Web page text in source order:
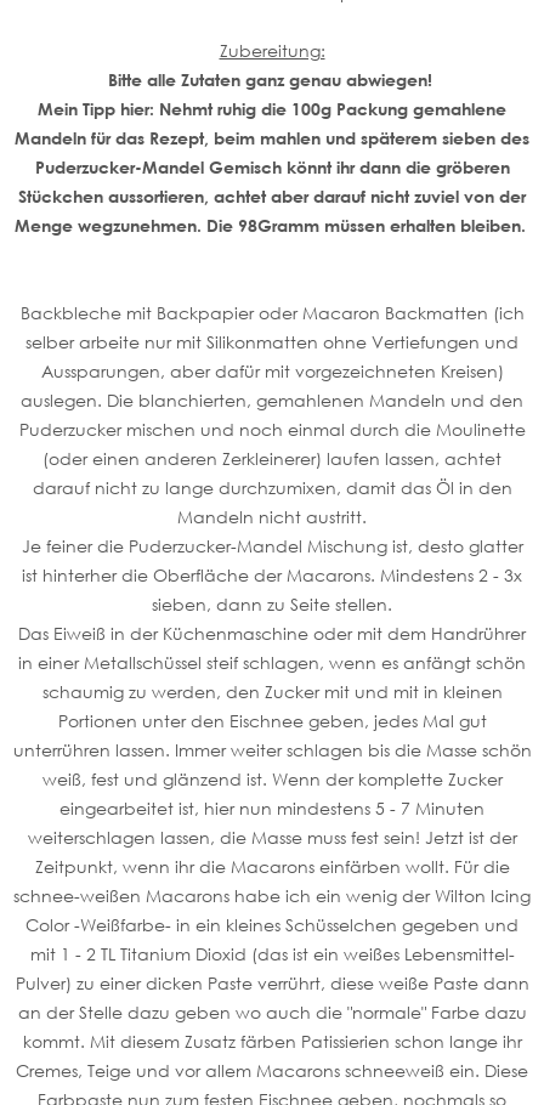
Zubereitung:
Bitte alle Zutaten ganz genau abwiegen!
Mein Tipp hier: Nehmt ruhig die 100g Packung gemahlene
Mandeln für das Rezept, beim mahlen und späterem sieben des
Puderzucker-Mandel Gemisch könnt ihr dann die gröberen
Stückchen aussortieren, achtet aber darauf nicht zuviel von der
Menge wegzunehmen. Die 98Gramm müssen erhalten bleiben.
Backbleche mit Backpapier oder Macaron Backmatten (ich
selber arbeite nur mit Silikonmatten ohne Vertiefungen und
Aussparungen, aber dafür mit vorgezeichneten Kreisen)
auslegen. Die blanchierten, gemahlenen Mandeln und den
Puderzucker mischen und noch einmal durch die Moulinette
(oder einen anderen Zerkleinerer) laufen lassen, achtet
darauf nicht zu lange durchzumixen, damit das Öl in den
Mandeln nicht austritt.
Je feiner die Puderzucker-Mandel Mischung ist, desto glatter
ist hinterher die Oberfläche der Macarons. Mindestens 2 - 3x
sieben, dann zu Seite stellen.
Das Eiweiß in der Küchenmaschine oder mit dem Handrührer
in einer Metallschüssel steif schlagen, wenn es anfängt schön
schaumig zu werden, den Zucker mit und mit in kleinen
Portionen unter den Eischnee geben, jedes Mal gut
unterrühren lassen. Immer weiter schlagen bis die Masse schön
weiß, fest und glänzend ist. Wenn der komplette Zucker
eingearbeitet ist, hier nun mindestens 5 - 7 Minuten
weiterschlagen lassen, die Masse muss fest sein! Jetzt ist der
Zeitpunkt, wenn ihr die Macarons einfärben wollt. Für die
schnee-weißen Macarons habe ich ein wenig der Wilton Icing
Color -Weißfarbe- in ein kleines Schüsselchen gegeben und
mit 1 - 2 TL Titanium Dioxid (das ist ein weißes Lebensmittel-
Pulver) zu einer dicken Paste verrührt, diese weiße Paste dann
an der Stelle dazu geben wo auch die "normale" Farbe dazu
kommt. Mit diesem Zusatz färben Patissierien schon lange ihr
Cremes, Teige und vor allem Macarons schneeweiß ein. Diese
Farbpaste nun zum festen Eischnee geben, nochmals so